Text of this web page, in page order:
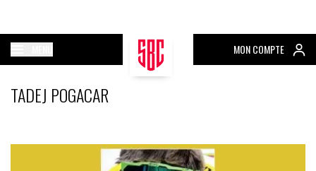
MON COMPTE
TADEJ POGACAR